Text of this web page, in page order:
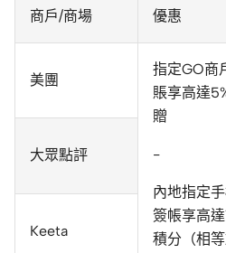
商戶/商場 優惠
美團
指定GO商
賬享高達
贈
-
內地指定
簽帳享高
積分（相
大眾點評
Keeta